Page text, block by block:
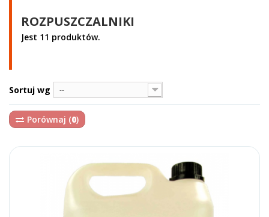
ROZPUSZCZALNIKI
Jest 11 produktów.
Sortuj wg --
Porównaj (0)